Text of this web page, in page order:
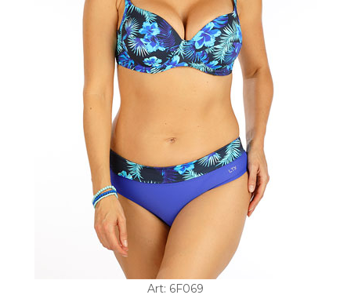
Art: 6F069